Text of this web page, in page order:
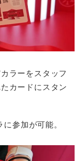
ラーをスタッフ
カードにスタン
参加が可能。